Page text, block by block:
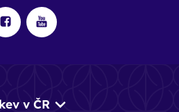
v ČR